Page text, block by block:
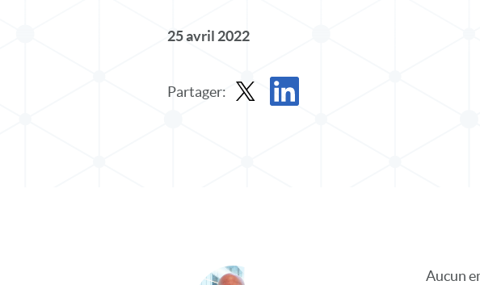
25 avril 2022
Partager:
Aucun